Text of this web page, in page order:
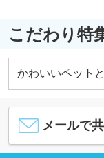
こだわり特
かわいいペット
メールで